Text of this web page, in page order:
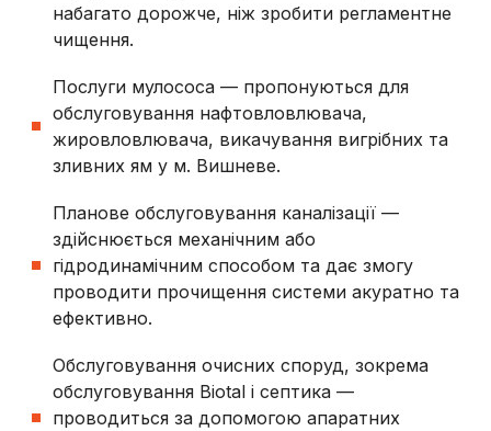
набагато дорожче, ніж зробити регламентне
чищення.
Послуги мулососа — пропонуються для
обслуговування нафтовловлювача,
жировловлювача, викачування вигрібних та
зливних ям у м. Вишневе.
Планове обслуговування каналізації —
здійснюється механічним або
гідродинамічним способом та дає змогу
проводити прочищення системи акуратно та
ефективно.
Обслуговування очисних споруд, зокрема
обслуговування Biotal і септика —
проводиться за допомогою апаратних